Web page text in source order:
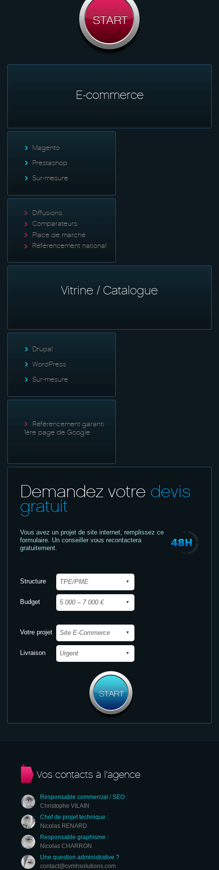
E-commerce
Magento
Prestashop
Sur-mesure
Diffusions
Comparateurs
Place de marché
Référencement national
Vitrine / Catalogue
Drupal
WordPress
Sur-mesure
Référencement garanti
1ère page de Google
Demandez votre devis
gratuit
Vous avez un projet de site internet, remplissez ce
formulaire. Un conseiller vous recontactera
gratuitement.
Structure
Budget
Votre projet
Livraison
Vos contacts à l’agence
Responsable commercial / SEO :
Christophe VILAIN
Chef de projet technique :
Nicolas RENARD
Responsable graphisme :
Nicolas CHARRON
Une question administrative ?
contact@cvmhsolutions.com